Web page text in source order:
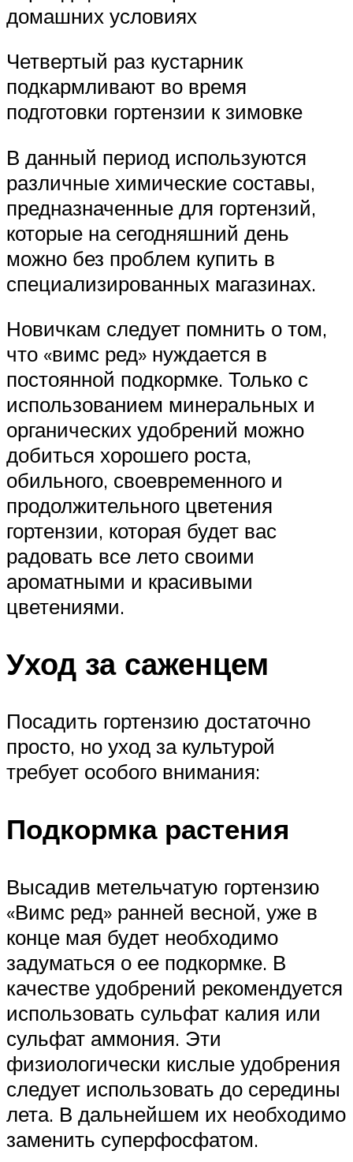
домашних условиях
Четвертый раз кустарник
подкармливают во время
подготовки гортензии к зимовке
В данный период используются
различные химические составы,
предназначенные для гортензий,
которые на сегодняшний день
можно без проблем купить в
специализированных магазинах.
Новичкам следует помнить о том,
что «вимс ред» нуждается в
постоянной подкормке. Только с
использованием минеральных и
органических удобрений можно
добиться хорошего роста,
обильного, своевременного и
продолжительного цветения
гортензии, которая будет вас
радовать все лето своими
ароматными и красивыми
цветениями.
Уход за саженцем
Посадить гортензию достаточно
просто, но уход за культурой
требует особого внимания:
Подкормка растения
Высадив метельчатую гортензию
«Вимс ред» ранней весной, уже в
конце мая будет необходимо
задуматься о ее подкормке. В
качестве удобрений рекомендуется
использовать сульфат калия или
сульфат аммония. Эти
физиологически кислые удобрения
следует использовать до середины
лета. В дальнейшем их необходимо
заменить суперфосфатом.